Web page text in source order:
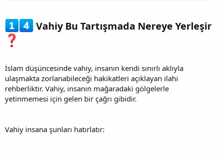
Vahiy Bu Tartışmada Nereye Yerleşir
İslam düşüncesinde vahiy, insanın kendi sınırlı aklıyla
ulaşmakta zorlanabileceği hakikatleri açıklayan ilahi
rehberliktir. Vahiy, insanın mağaradaki gölgelerle
yetinmemesi için gelen bir çağrı gibidir.
Vahiy insana şunları hatırlatır: